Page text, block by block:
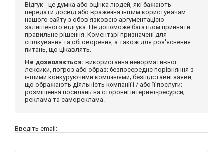
Відгук - це думка або оцінка людей, які бажають
передати досвід або враження іншим користувачам
нашого сайту з обов'язковою аргументацією
залишеного відгука. Це допоможе багатьом прийняти
правильне рішення. Коментарі призначені для
спілкування та обговорення, а також для роз'яснення
питань, що цікавлять.
Не дозволяється: використання ненормативної
лексики, погроз або образ; безпосереднє порівняння з
іншими конкуруючими компаніями; безпідставні заяви,
що ображають діяльність компанії і / або її послуги;
розміщення посилань на сторонні інтернет-ресурси;
реклама та самореклама.
Введіть email: